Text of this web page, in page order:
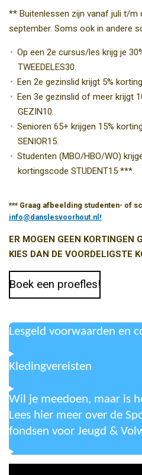
** Buitenlessen zijn vanaf juli t/m
september. Soms ook in andere
Op een 2e cursus/les krijg je
TWEEDELES30.
Een 2e gezinslid krijgt 5%
Een 3e gezinslid of meer krijgt
GEZIN10.
Senioren 65+ krijgen 15%
SENIOR15.
Studenten (MBO/HBO/WO)
kortingscode STUDENT15 ***.
*** Graag afbeelding studenten- of
info@danslesvoorhout.nl!
ER MOGEN GEEN KORTINGEN
KIES DAN DE VOORDELIGSTE
Boek een proefles!
Lesgeld voorwaarden en
Kledingvereisten
Wil je meedoen, maar is
Lees hier meer over de
fondsen voor Jeugd &